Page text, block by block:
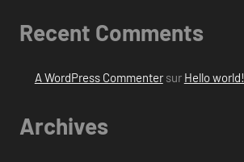
Recent Comments
A WordPress Commentersur Hello world!
Archives